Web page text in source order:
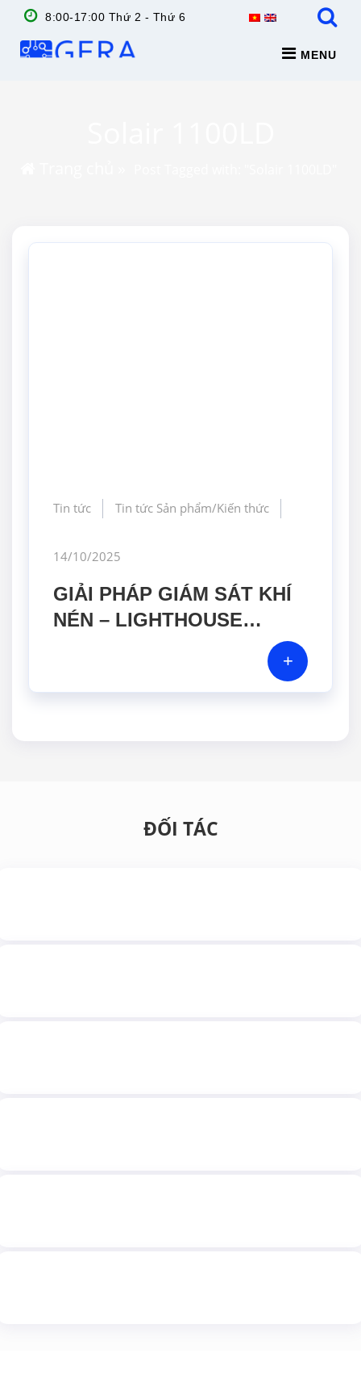
8:00-17:00 Thứ 2 - Thứ 6
MENU
Tin tức Tin tức Sản phẩm/Kiến thức
14/10/2025
GIẢI PHÁP GIÁM SÁT KHÍ
NÉN – LIGHTHOUSE
WORLDWIDE SOLUTIONS
SÀNG ĐỒNG HÀNH CÙNG
+
ĐỐI TÁC